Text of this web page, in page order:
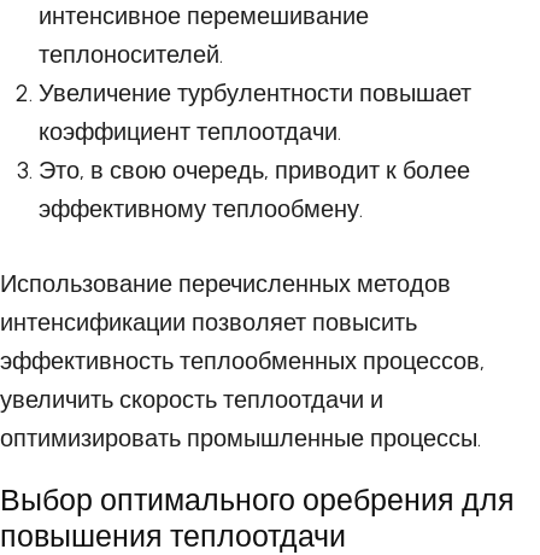
интенсивное перемешивание
теплоносителей.
Увеличение турбулентности повышает
коэффициент теплоотдачи.
Это, в свою очередь, приводит к более
эффективному теплообмену.
Использование перечисленных методов
интенсификации позволяет повысить
эффективность теплообменных процессов,
увеличить скорость теплоотдачи и
оптимизировать промышленные процессы.
Выбор оптимального оребрения для
повышения теплоотдачи